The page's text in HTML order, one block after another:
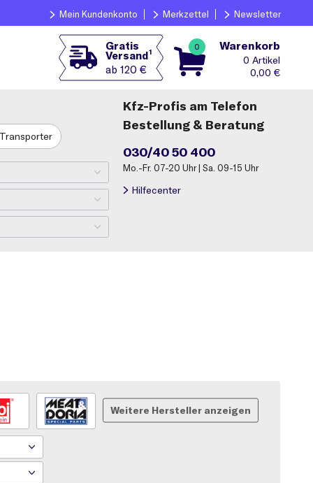
Mein Kundenkonto Merkzettel Newsletter
Gratis
Versand1
ab 120 €
0 Warenkorb
0
0,00 €
Kfz-Profis am Telefon
Bestellung & Beratung
030/40 50 400
Mo.-Fr. 07-20 Uhr | Sa. 09-15 Uhr
Hilfecenter
Weitere Hersteller anzeigen